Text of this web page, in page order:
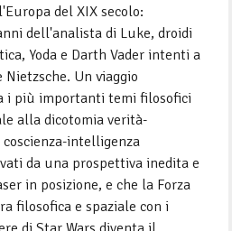
del XIX secolo:
dell'analista di Luke, droidi
Yoda e Darth Vader intenti a
Un viaggio
i più importanti temi filosofici
alla dicotomia verità-
intelligenza
da una prospettiva inedita e
in posizione, e che la Forza
filosofica e spaziale con i